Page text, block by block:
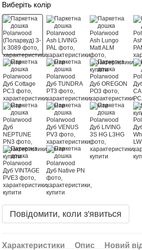
Виберіть колір
Повідомити, коли з'явиться
Характеристики Опис Новий